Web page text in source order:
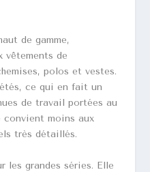
de gamme,
vêtements de
polos et vestes.
ce qui en fait un
de travail portées au
convient moins aux
très détaillés.
les grandes séries. Elle